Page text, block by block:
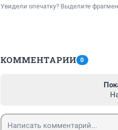
Увидели опечатку? Выделите
КОММЕНТАРИИ 0